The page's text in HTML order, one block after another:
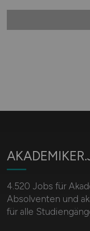
4.520 Jobs für
Absolventen und
für alle